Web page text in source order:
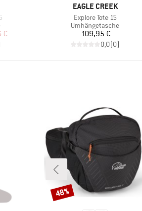
Preis
€
MARKE
EAGLE CREEK
Artikel
Explore Tote 15
Produktgruppe
Umhängetasche
Preis
109,95 €
0,0(0)
Rabatt
48%